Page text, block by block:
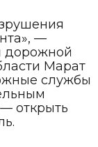
—
дорожной
Марат
службы
открыть